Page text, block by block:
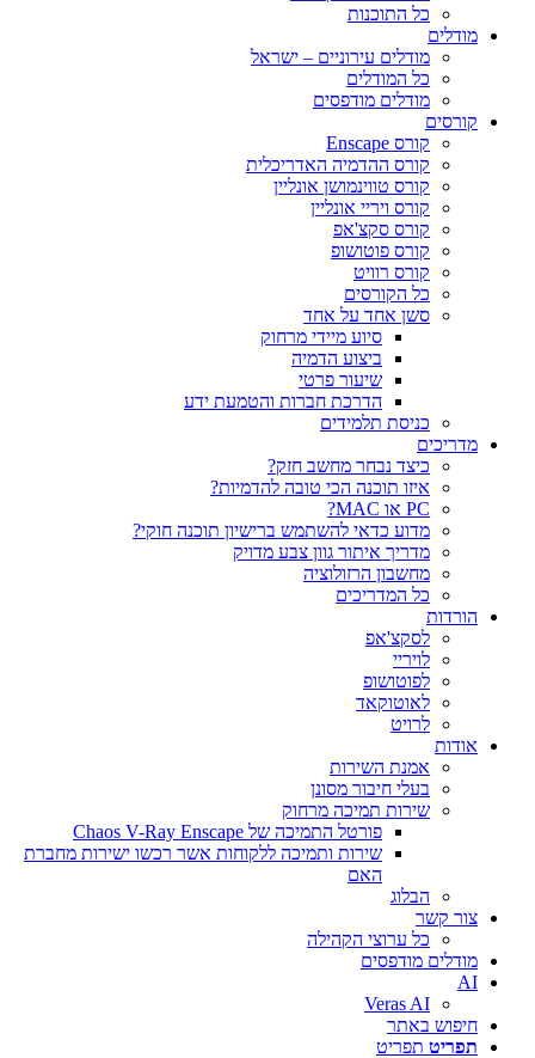
כל התוכנות
מודלים
מודלים עירוניים – ישראל
כל המודלים
מודלים מודפסים
קורסים
קורס Enscape
קורס ההדמיה האדריכלית
קורס טווינמושן אונליין
קורס ויריי אונליין
קורס סקצ'אפ
קורס פוטושופ
קורס רוויט
כל הקורסים
סשן אחד על אחד
סיוע מיידי מרחוק
ביצוע הדמיה
שיעור פרטי
הדרכת חברות והטמעת ידע
כניסת תלמידים
מדריכים
כיצד נבחר מחשב חזק?
איזו תוכנה הכי טובה להדמיות?‎‎
PC או MAC?
מדוע כדאי להשתמש ברישיון תוכנה חוקי?
מדריך איתור גוון צבע מדויק
מחשבון הרזולוציה
כל המדריכים
הורדות
לסקצ'אפ
לויריי
לפוטושופ
לאוטוקאד
לרויט
אודות
אמנת השירות
בעלי חיבור מסונן
שירות תמיכה מרחוק
פורטל התמיכה של Chaos V-Ray Enscape
שירות ותמיכה ללקוחות אשר רכשו ישירות מחברת
האם
הבלוג
צור קשר
כל ערוצי הקהילה
מודלים מודפסים
AI
Veras AI
חיפוש באתר
תפריט תפריט